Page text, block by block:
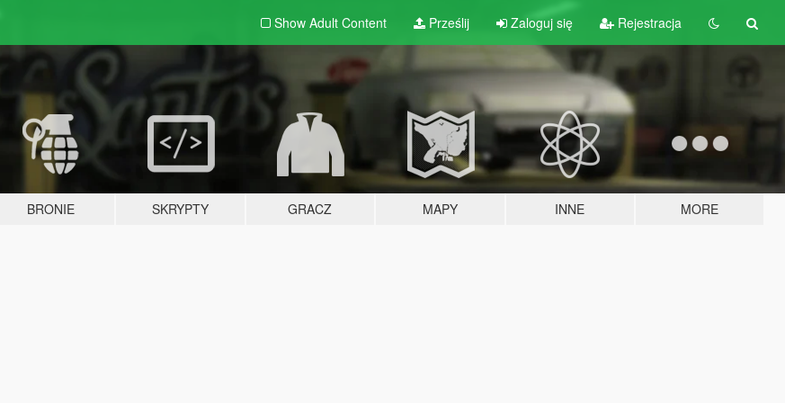
Show Adult Content Prześlij Zaloguj się Rejestracja
BRONIE SKRYPTY GRACZ MAPY INNE MORE